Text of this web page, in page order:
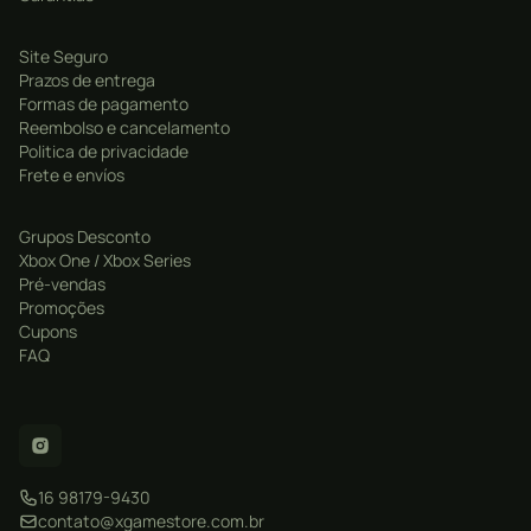
Site Seguro
Prazos de entrega
Formas de pagamento
Reembolso e cancelamento
Politica de privacidade
Frete e envíos
Grupos Desconto
Xbox One / Xbox Series
Pré-vendas
Promoções
Cupons
FAQ
16 98179-9430
contato@xgamestore.com.br